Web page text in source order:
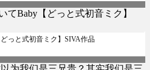
っと式初音ミク】SIVA作品